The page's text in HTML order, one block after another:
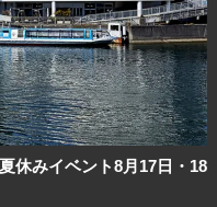
休みイベント8月17日・18